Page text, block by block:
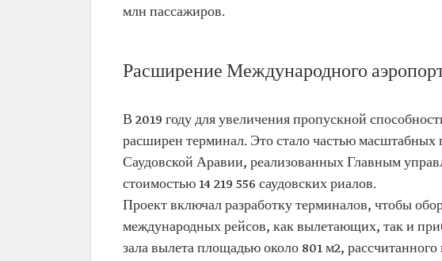
млн пассажиров.
Расширение Международного
В 2019 году для увеличения пропускной
расширен терминал. Это стало частью масштабных
Саудовской Аравии, реализованных Главным
стоимостью 14 219 556 саудовских риалов.
Проект включал разработку терминалов, чтобы
международных рейсов, как вылетающих, так и
зала вылета площадью около 801 м2,